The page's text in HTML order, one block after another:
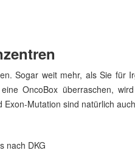
Sogar weit mehr, als Sie für
OncoBox überraschen,
Mutation sind natürlich
nach DKG